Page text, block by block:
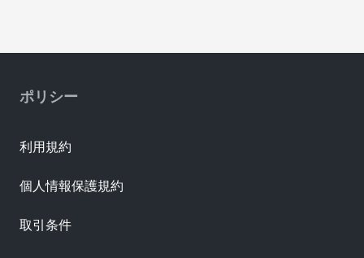
ポリシー
利用規約
個人情報保護規約
取引条件